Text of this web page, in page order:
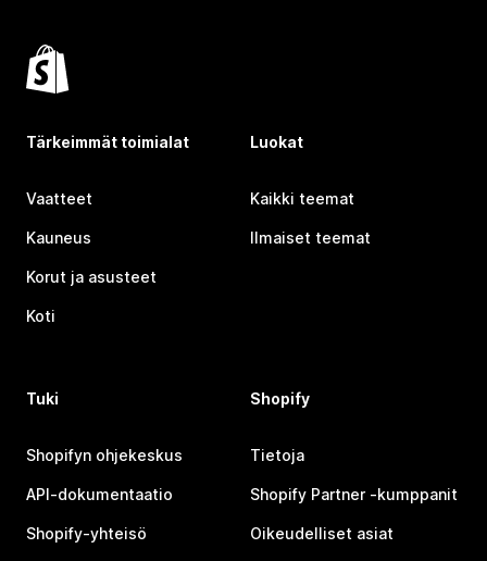
Tärkeimmät toimialat
Vaatteet
Kauneus
Korut ja asusteet
Koti
Luokat
Kaikki teemat
Ilmaiset teemat
Tuki
Shopifyn ohjekeskus
API-dokumentaatio
Shopify-yhteisö
Shopify
Tietoja
Shopify Partner ‑kumppanit
Oikeudelliset asiat